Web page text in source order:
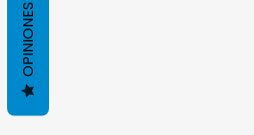
OPINIONES